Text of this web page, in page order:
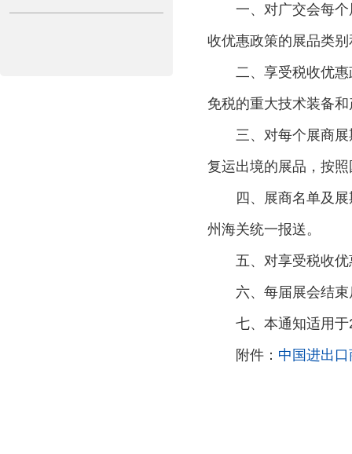
一、对广交会每个展
收优惠政策的展品类
二、享受税收优惠政
免税的重大技术装备
三、对每个展商展期
复运出境的展品，按
四、展商名单及展期
州海关统一报送。
五、对享受税收优
六、每届展会结束后
七、本通知适用于
附件： 中国进出